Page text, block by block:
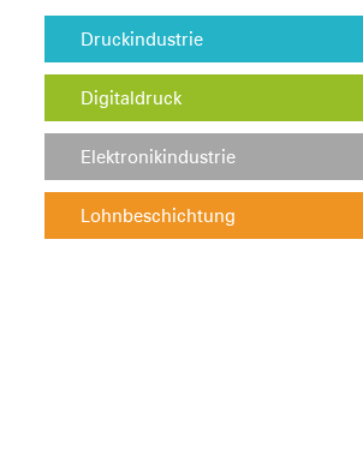
Druckindustrie
Digitaldruck
Elektronikindustrie
Lohnbeschichtung